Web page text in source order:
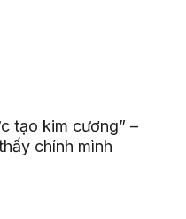
tạo kim cương” –
chính mình